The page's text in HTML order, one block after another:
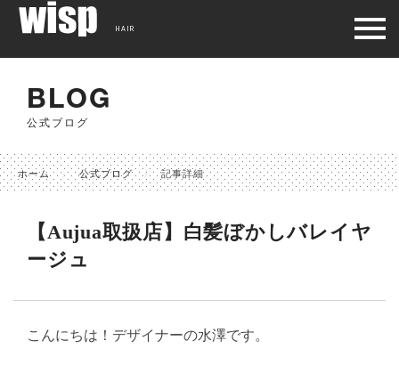
BLOG
公式ブログ
ホーム 公式ブログ 記事詳細
【Aujua取扱店】白髪ぼかしバレイヤ
ージュ
こんにちは！デザイナーの水澤です。
HAIR